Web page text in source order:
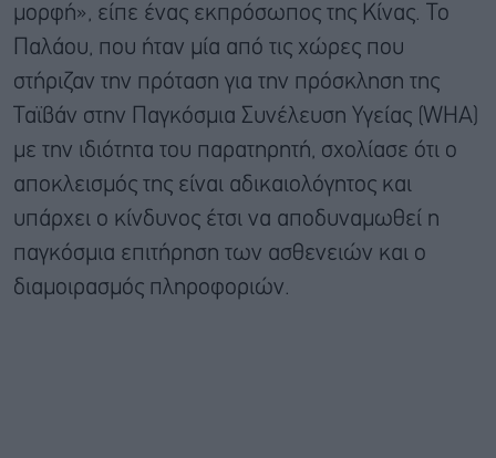
μορφή», είπε ένας εκπρόσωπος της Κίνας. Το
Παλάου, που ήταν μία από τις χώρες που
στήριζαν την πρόταση για την πρόσκληση της
Ταϊβάν στην Παγκόσμια Συνέλευση Υγείας (WHA)
με την ιδιότητα του παρατηρητή, σχολίασε ότι ο
αποκλεισμός της είναι αδικαιολόγητος και
υπάρχει ο κίνδυνος έτσι να αποδυναμωθεί η
παγκόσμια επιτήρηση των ασθενειών και ο
διαμοιρασμός πληροφοριών.